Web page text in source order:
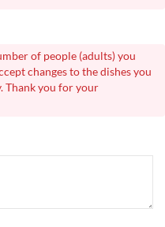
of people (adults) you
changes to the dishes you
Thank you for your